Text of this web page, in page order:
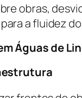
obras,
a fluidez
Águas de